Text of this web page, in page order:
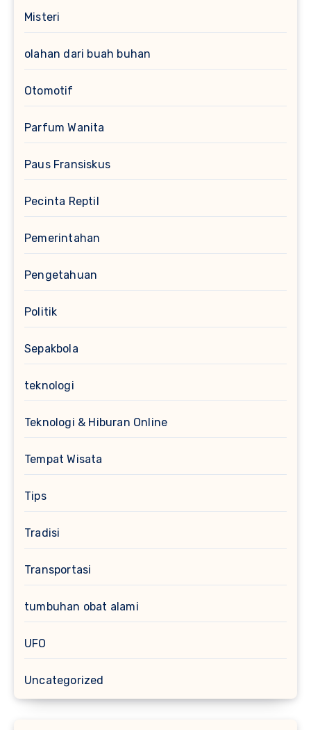
Misteri
olahan dari buah buhan
Otomotif
Parfum Wanita
Paus Fransiskus
Pecinta Reptil
Pemerintahan
Pengetahuan
Politik
Sepakbola
teknologi
Teknologi & Hiburan Online
Tempat Wisata
Tips
Tradisi
Transportasi
tumbuhan obat alami
UFO
Uncategorized